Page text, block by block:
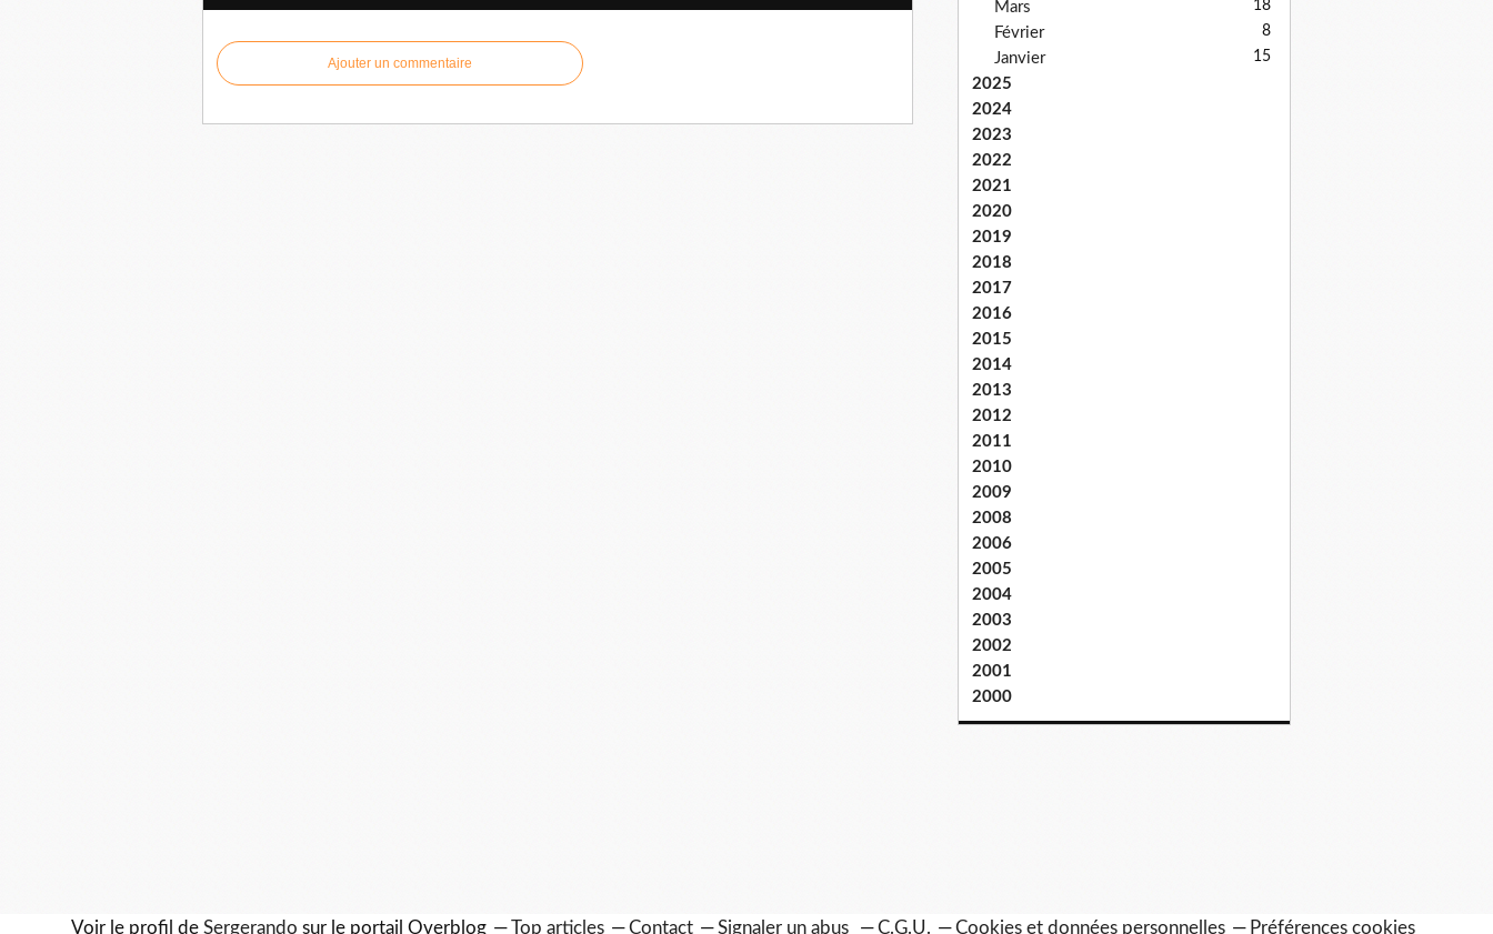
Ajouter un commentaire
Mars 18
Février 8
Janvier 15
2025
2024
2023
2022
2021
2020
2019
2018
2017
2016
2015
2014
2013
2012
2011
2010
2009
2008
2006
2005
2004
2003
2002
2001
2000
Voir le profil de Sergerando sur le portail Overblog Top articles Contact Signaler un abus C.G.U. Cookies et données personnelles Préférences cookies